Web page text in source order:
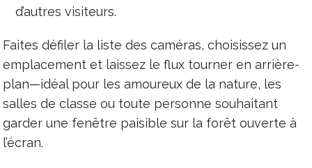
d’autres visiteurs.
Faites défiler la liste des caméras, choisissez un
emplacement et laissez le flux tourner en arrière-
plan—idéal pour les amoureux de la nature, les
salles de classe ou toute personne souhaitant
garder une fenêtre paisible sur la forêt ouverte à
l’écran.